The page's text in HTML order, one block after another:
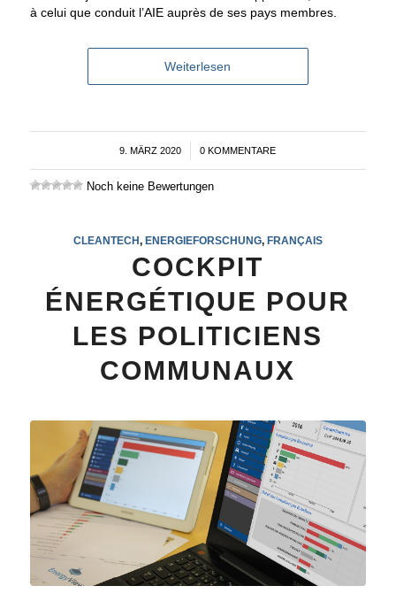
à celui que conduit l’AIE auprès de ses pays membres.
Weiterlesen
9. MÄRZ 2020
/ 0 KOMMENTARE
Noch keine Bewertungen
CLEANTECH, ENERGIEFORSCHUNG, FRANÇAIS
COCKPIT
ÉNERGÉTIQUE POUR
LES POLITICIENS
COMMUNAUX